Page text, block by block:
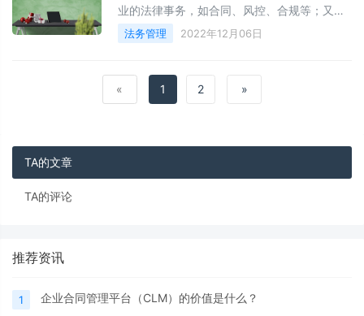
人员就要学会寻找其他途径去处理。这就需要
大家在工作中不断积累。
业的法律事务，如合同、风控、合规等；又要
结合企业管理需要，规划和布局企业法务团
队。
法务管理 2022年12月06日
« 1 2 »
TA的文章
TA的评论
推荐资讯
1 企业合同管理平台（CLM）的价值是什么？